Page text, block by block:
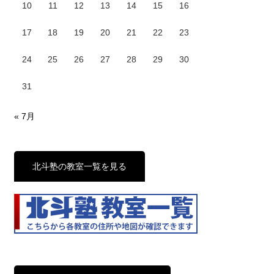
10 11 12 13 14 15 16
17 18 19 20 21 22 23
24 25 26 27 28 29 30
31
« 7月
北斗塾の教室一覧を見る